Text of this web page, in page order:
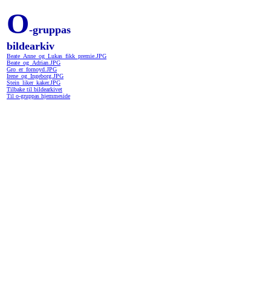
O-gruppas
bildearkiv
Beate_Anne_og_Lukas_fikk_premie.JPG
Beate_og_Adrian.JPG
Gro_er_fornoyd.JPG
Irene_og_Ingeborg.JPG
Stein_liker_kaker.JPG
Tilbake til bildearkivet
Til o-gruppas hjemmeside